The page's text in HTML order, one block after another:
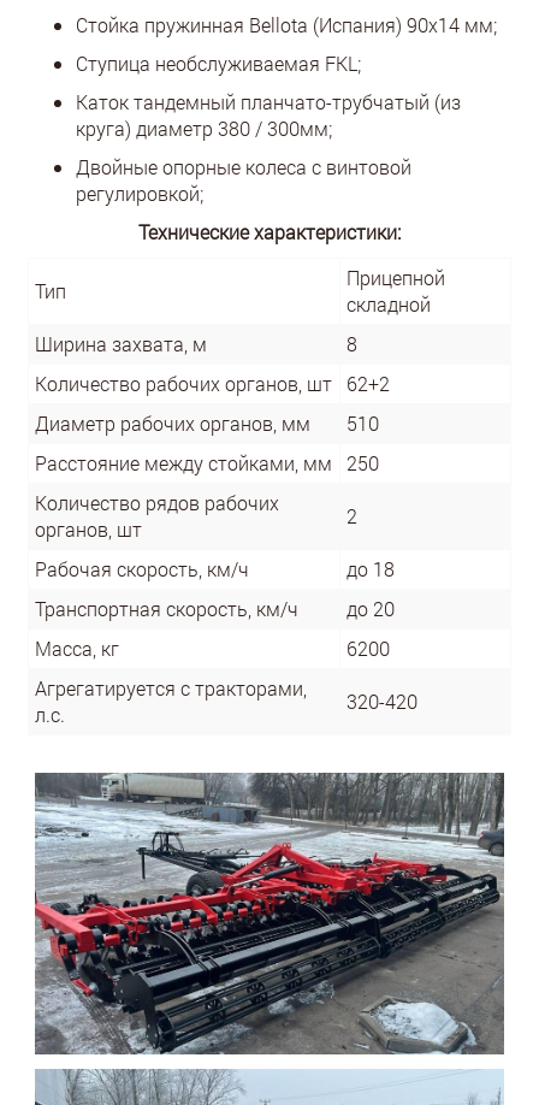
Стойка пружинная Bellota (Испания) 90х14 мм;
Ступица необслуживаемая FKL;
Каток тандемный планчато-трубчатый (из
круга) диаметр 380 / 300мм;
Двойные опорные колеса с винтовой
регулировкой;
Технические характеристики:
Тип
Прицепной
складной
Ширина захвата, м
8
Количество рабочих органов, шт
62+2
Диаметр рабочих органов, мм
510
Расстояние между стойками, мм
250
Количество рядов рабочих
органов, шт
2
Рабочая скорость, км/ч
до 18
Транспортная скорость, км/ч
до 20
Масса, кг
6200
Агрегатируется с тракторами,
л.с.
320-420